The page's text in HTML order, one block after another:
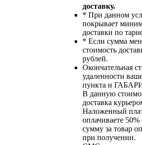
доставку.
* При данном
покрывает
доставки по
* Если сумма
стоимость
рублей.
Окончательная
удаленности
пункта и
В данную
доставка
Наложенный
оплачиваете
сумму за товар
при получении.